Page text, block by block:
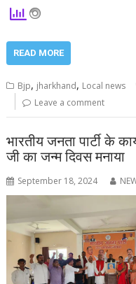
READ MORE
Bjp, jharkhand, Local news
Leave a comment
भारतीय जनता पार्टी के
जी का जन्म दिवस मनाया
September 18, 2024